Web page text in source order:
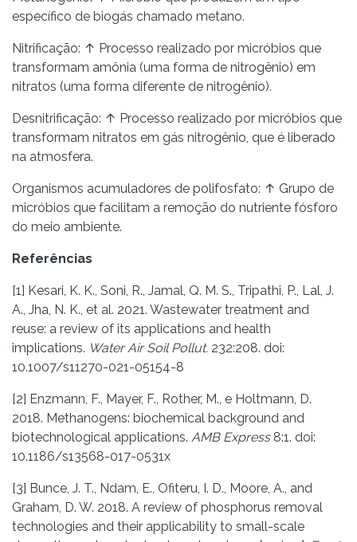
específico de biogás chamado metano.
Nitrificação: ↑ Processo realizado por micróbios que
transformam amônia (uma forma de nitrogênio) em
nitratos (uma forma diferente de nitrogênio).
Desnitrificação: ↑ Processo realizado por micróbios que
transformam nitratos em gás nitrogênio, que é liberado
na atmosfera.
Organismos acumuladores de polifosfato: ↑ Grupo de
micróbios que facilitam a remoção do nutriente fósforo
do meio ambiente.
Referências
[1] Kesari, K. K., Soni, R., Jamal, Q. M. S., Tripathi, P., Lal, J.
A., Jha, N. K., et al. 2021. Wastewater treatment and
reuse: a review of its applications and health
implications. Water Air Soil Pollut. 232:208. doi:
10.1007/s11270-021-05154-8
[2] Enzmann, F., Mayer, F., Rother, M., e Holtmann, D.
2018. Methanogens: biochemical background and
biotechnological applications. AMB Express8:1. doi:
10.1186/s13568-017-0531x
[3] Bunce, J. T., Ndam, E., Ofiteru, I. D., Moore, A., and
Graham, D. W. 2018. A review of phosphorus removal
technologies and their applicability to small-scale